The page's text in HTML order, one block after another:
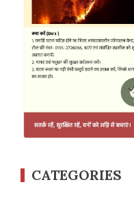
CATEGORIES